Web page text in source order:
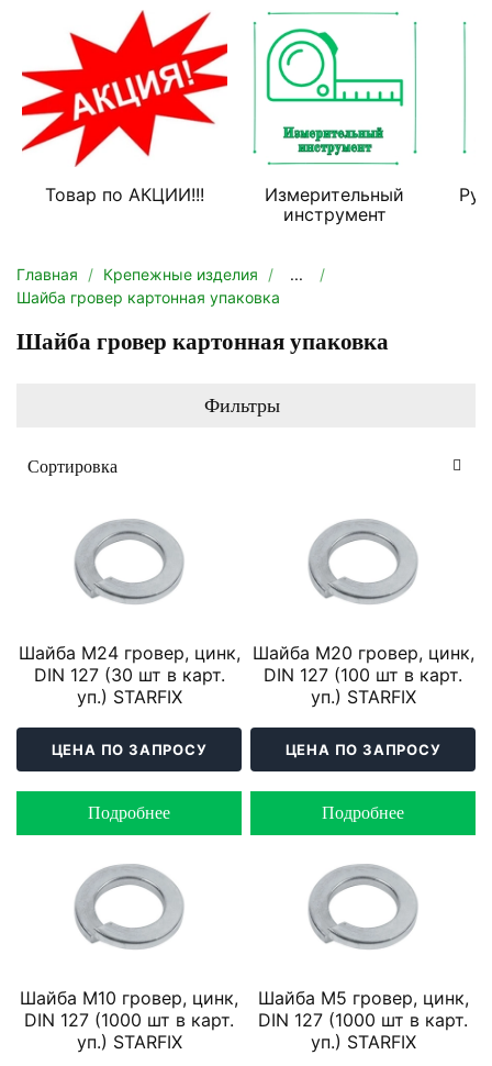
Товар по АКЦИИ!!!
Измерительный
инструмент
Главная Крепежные изделия
...
Шайба гровер картонная упаковка
Шайба гровер картонная упаковка
Фильтры
Шайба М24 гровер, цинк,
DIN 127 (30 шт в карт.
уп.) STARFIX
ЦЕНА ПО ЗАПРОСУ
Подробнее
Шайба М20 гровер, цинк,
DIN 127 (100 шт в карт.
уп.) STARFIX
ЦЕНА ПО ЗАПРОСУ
Подробнее
Шайба М10 гровер, цинк,
DIN 127 (1000 шт в карт.
уп.) STARFIX
Шайба М5 гровер, цинк,
DIN 127 (1000 шт в карт.
уп.) STARFIX